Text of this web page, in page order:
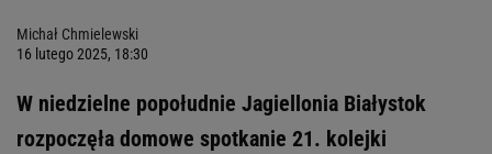
Michał Chmielewski
16 lutego 2025, 18:30
W niedzielne popołudnie Jagiellonia Białystok
rozpoczęła domowe spotkanie 21. kolejki